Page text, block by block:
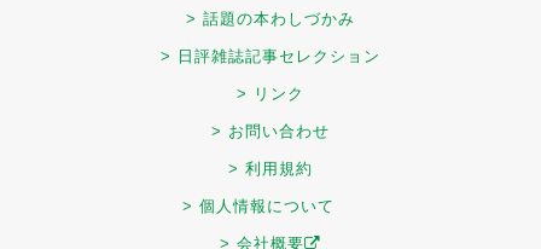
> 話題の本わしづかみ
> 日評雑誌記事セレクション
> リンク
> お問い合わせ
> 利用規約
> 個人情報について
> 会社概要